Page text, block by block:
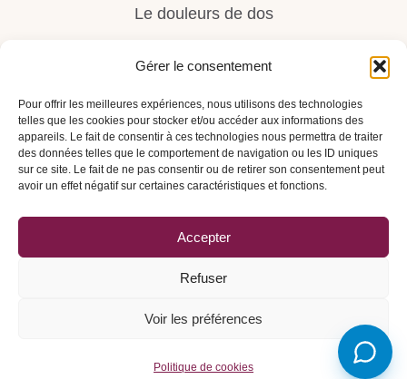
Gérer le consentement
Pour offrir les meilleures expériences, nous utilisons des technologies
telles que les cookies pour stocker et/ou accéder aux informations des
appareils. Le fait de consentir à ces technologies nous permettra de traiter
des données telles que le comportement de navigation ou les ID uniques
sur ce site. Le fait de ne pas consentir ou de retirer son consentement peut
avoir un effet négatif sur certaines caractéristiques et fonctions.
Accepter
Refuser
Voir les préférences
Politique de cookies
Le douleurs de dos
Les troubles digestifs et du ventre
Femmes enceintes et troubles féminins
Rue du Grand-Chêne 6 Ι 2e étage Ι 1003
Prendre contact
- Ostéopathe Lausanne Swiss